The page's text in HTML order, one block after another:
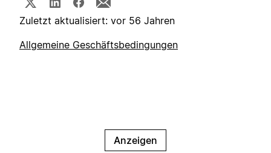
Zuletzt aktualisiert: vor 56 Jahren
Allgemeine Geschäftsbedingungen
Anzeigen